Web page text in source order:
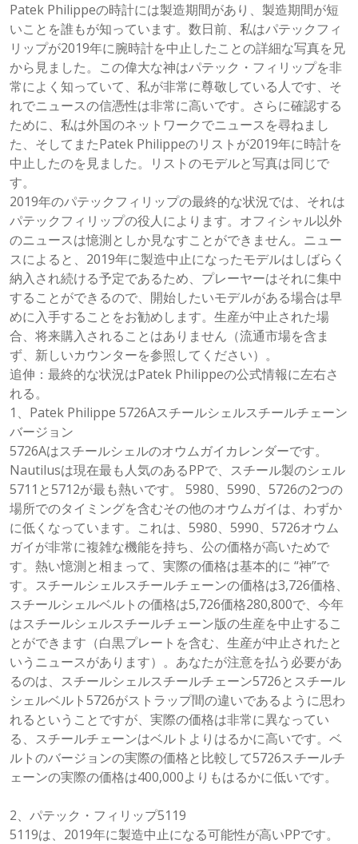
Patek Philippeの時計には製造期間があり、製造期間が短
いことを誰もが知っています。数日前、私はパテックフィ
リップが2019年に腕時計を中止したことの詳細な写真を兄
から見ました。この偉大な神はパテック・フィリップを非
常によく知っていて、私が非常に尊敬している人です、そ
れでニュースの信憑性は非常に高いです。さらに確認する
ために、私は外国のネットワークでニュースを尋ねまし
た、そしてまたPatek Philippeのリストが2019年に時計を
中止したのを見ました。リストのモデルと写真は同じで
す。
2019年のパテックフィリップの最終的な状況では、それは
パテックフィリップの役人によります。オフィシャル以外
のニュースは憶測としか見なすことができません。ニュー
スによると、2019年に製造中止になったモデルはしばらく
納入され続ける予定であるため、プレーヤーはそれに集中
することができるので、開始したいモデルがある場合は早
めに入手することをお勧めします。生産が中止された場
合、将来購入されることはありません（流通市場を含ま
ず、新しいカウンターを参照してください）。
追伸：最終的な状況はPatek Philippeの公式情報に左右さ
れる。
1、Patek Philippe 5726Aスチールシェルスチールチェーン
バージョン
5726Aはスチールシェルのオウムガイカレンダーです。
Nautilusは現在最も人気のあるPPで、スチール製のシェル
5711と5712が最も熱いです。 5980、5990、5726の2つの
場所でのタイミングを含むその他のオウムガイは、わずか
に低くなっています。これは、5980、5990、5726オウム
ガイが非常に複雑な機能を持ち、公の価格が高いためで
す。熱い憶測と相まって、実際の価格は基本的に “神”で
す。スチールシェルスチールチェーンの価格は3,726価格、
スチールシェルベルトの価格は5,726価格280,800で、今年
はスチールシェルスチールチェーン版の生産を中止するこ
とができます（白黒プレートを含む、生産が中止されたと
いうニュースがあります）。あなたが注意を払う必要があ
るのは、スチールシェルスチールチェーン5726とスチール
シェルベルト5726がストラップ間の違いであるように思わ
れるということですが、実際の価格は非常に異なってい
る、スチールチェーンはベルトよりはるかに高いです。ベ
ルトのバージョンの実際の価格と比較して5726スチールチ
ェーンの実際の価格は400,000よりもはるかに低いです。
2、パテック・フィリップ5119
5119は、2019年に製造中止になる可能性が高いPPです。